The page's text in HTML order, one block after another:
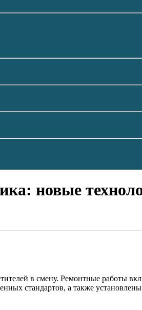
новые
в смену. Ремонтные работы
стандартов, а также